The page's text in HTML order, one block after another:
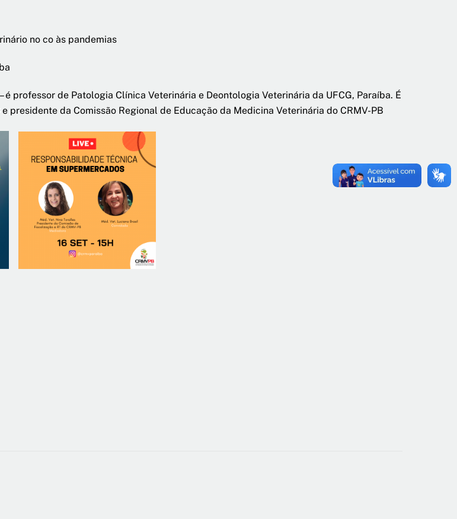
no co às pandemias
é professor de Patologia Clínica Veterinária e Deontologia Veterinária da UFCG, Paraíba. É
presidente da Comissão Regional de Educação da Medicina Veterinária do CRMV-PB